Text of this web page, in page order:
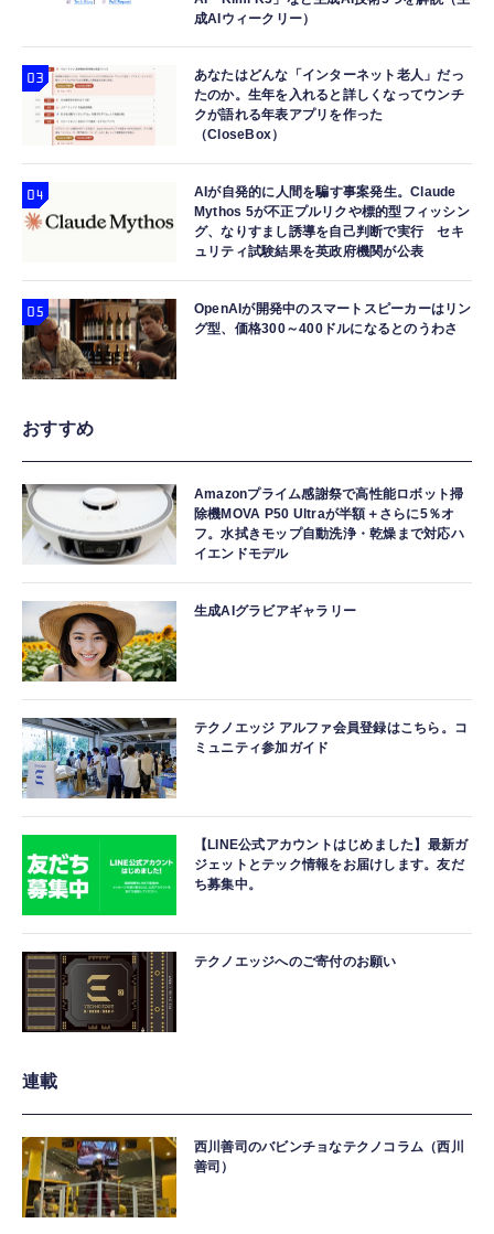
成AIウィークリー）
あなたはどんな「インターネット老人」だっ
たのか。生年を入れると詳しくなってウンチ
クが語れる年表アプリを作った
（CloseBox）
AIが自発的に人間を騙す事案発生。Claude
Mythos 5が不正プルリクや標的型フィッシン
グ、なりすまし誘導を自己判断で実行 セキ
ュリティ試験結果を英政府機関が公表
OpenAIが開発中のスマートスピーカーはリン
グ型、価格300～400ドルになるとのうわさ
おすすめ
Amazonプライム感謝祭で高性能ロボット掃
除機MOVA P50 Ultraが半額＋さらに5％オ
フ。水拭きモップ自動洗浄・乾燥まで対応ハ
イエンドモデル
生成AIグラビアギャラリー
テクノエッジ アルファ会員登録はこちら。コ
ミュニティ参加ガイド
【LINE公式アカウントはじめました】最新ガ
ジェットとテック情報をお届けします。友だ
ち募集中。
テクノエッジへのご寄付のお願い
連載
西川善司のバビンチョなテクノコラム（西川
善司）